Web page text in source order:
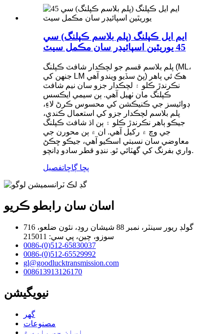
ايم ايل ڪپلنگ (پلم بلاسم ڪپلنگ) سي
45 يوريٿين اسپائيڊر سان مڪمل سيٽ
پلم بلاسم قسم جو لچڪدار شافٽ ڪپلنگ (ML،
جنهن کي LM پڻ سڏيو ويندو آهي) هڪ ئي ٻاهر
نڪرندڙ ڪلو ۽ لچڪدار جزو سان نيم شافٽ
ڪپلنگ مان ٺهيل آهي. ٻن سيمي ايڪسس
ڊوائيسز جي ڪنيڪشن کي محسوس ڪرڻ لاءِ،
پلم بلاسم لچڪدار جزو کي استعمال ڪندي،
جيڪو ٻاهر نڪرندڙ ڪلو ۽ ٻن اڌ شافٽ ڪپلنگ
جي وچ ۾ رکيل آهي. ان ۾ ٻن محورن جي
معاوضي سان نسبتي اسڪيو آهي، جيڪو ڇڪڻ
واري بفرنگ کي گهٽائي ٿو. ننڍو قطر سادو ڍانچو.
پڇا ڳاڇاتفصيل
اسان سان رابطو ڪريو
716 گولڊ ريور سينٽر، نمبر 88 شيشان روڊ، نئون ضلعو،
سوزو، چين، پي سي: 215011
0086-(0)512-65830037
0086-(0)512-65529992
gl@goodlucktransmission.com
008613913126170
نيويگيشن
گھر
مصنوعات
اسان جي باري ۾